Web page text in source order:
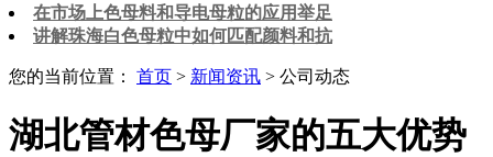
在市场上色母料和导电母粒的应用举足
讲解珠海白色母粒中如何匹配颜料和抗
您的当前位置： 首页 > 新闻资讯 > 公司动态
湖北管材色母厂家的五大优势